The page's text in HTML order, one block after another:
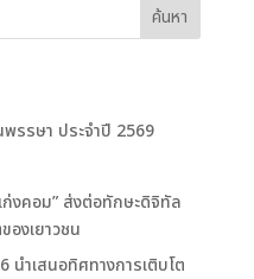
ค้นหา
รรษา ประจำปี 2569
ก่งคอม” ส่งต่อทักษะดิจิทัล
องเยาวชน
นำเสนอทิศทางการเติบโต